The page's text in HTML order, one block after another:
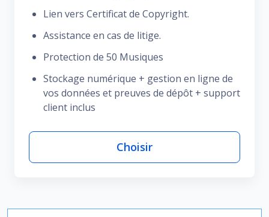
Lien vers Certificat de Copyright.
Assistance en cas de litige.
Protection de 50 Musiques
Stockage numérique + gestion en ligne de
vos données et preuves de dépôt + support
client inclus
Choisir